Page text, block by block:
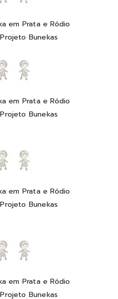
em Prata e Ródio
Bunekas
em Prata e Ródio
Bunekas
em Prata e Ródio
Bunekas
em Prata e Ródio
Bunekas